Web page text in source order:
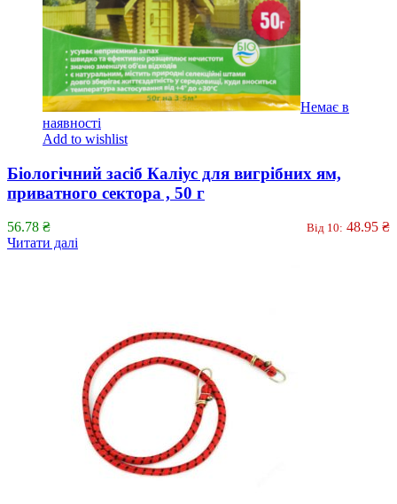
Немає в
наявності
Add to wishlist
Біологічний засіб Каліус для вигрібних ям,
приватного сектора , 50 г
56.78 ₴ Від 10: 48.95 ₴
Читати далі